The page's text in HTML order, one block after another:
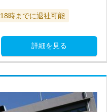
18時までに退社可能
詳細を見る